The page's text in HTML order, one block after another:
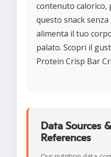
contenuto calorico,
questo snack senza
alimenta il tuo
palato. Scopri il
Protein Crisp Bar
Data Sources
References